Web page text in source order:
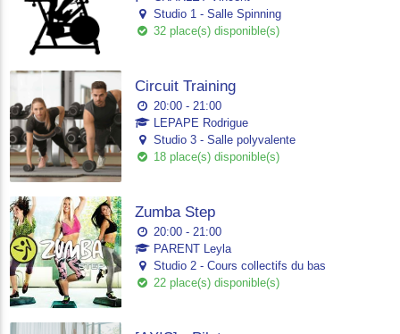
Studio 1 - Salle Spinning
32 place(s) disponible(s)
Circuit Training
20:00 - 21:00
LEPAPE Rodrigue
Studio 3 - Salle polyvalente
18 place(s) disponible(s)
Zumba Step
20:00 - 21:00
PARENT Leyla
Studio 2 - Cours collectifs du bas
22 place(s) disponible(s)